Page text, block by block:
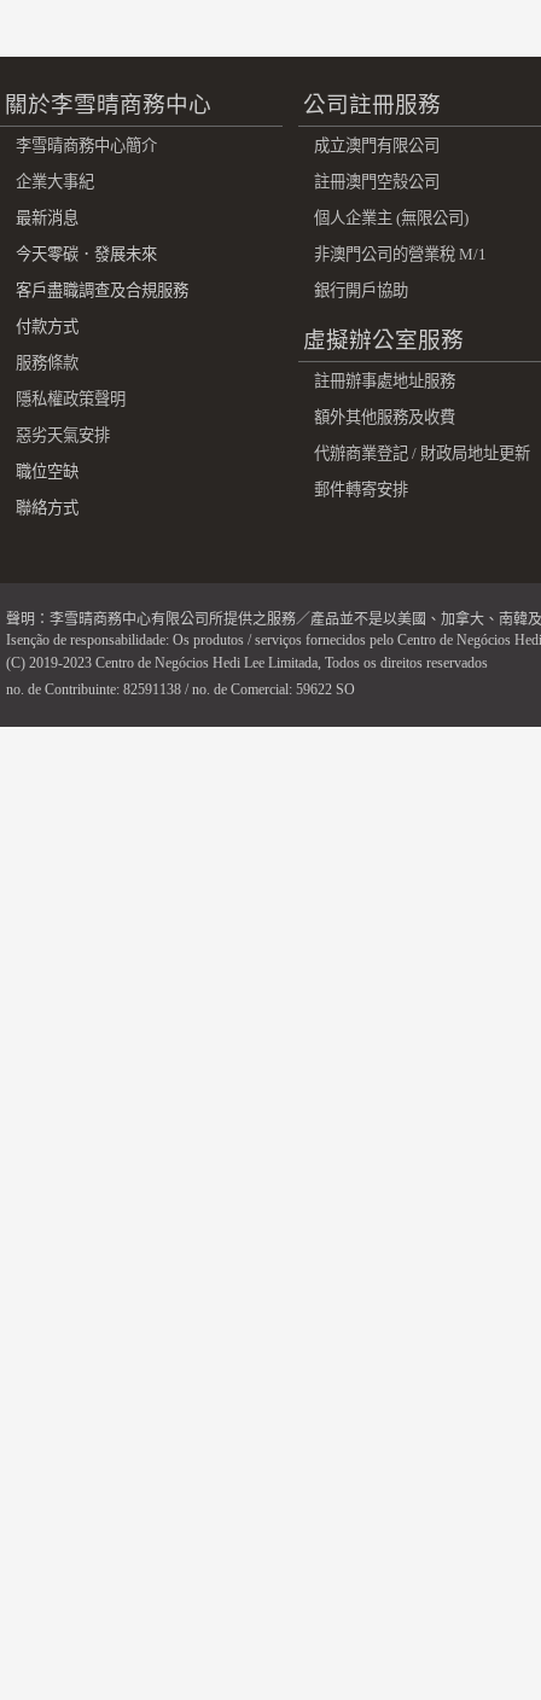
關於李雪晴商務中心
李雪晴商務中心簡介
企業大事紀
最新消息
今天零碳．發展未來
客戶盡職調查及合規服務
付款方式
服務條款
隱私權政策聲明
惡劣天氣安排
職位空缺
聯絡方式
公司註冊服務
成立澳門有限公司
註冊澳門空殼公司
個人企業主 (無限公司)
非澳門公司的營業稅 M/1
銀行開戶協助
虛擬辦公室服務
註冊辦事處地址服務
額外其他服務及收費
代辦商業登記 / 財政局地址更新
郵件轉寄安排
聲明：李雪晴商務中心有限公司所提供之服務／產品並不是以美國、加拿大、南韓
Isenção de responsabilidade: Os produtos / serviços fornecidos pelo Centro de Negócios
(C) 2019-2023 Centro de Negócios Hedi Lee Limitada, Todos os direitos reservados
no. de Contribuinte: 82591138 / no. de Comercial: 59622 SO